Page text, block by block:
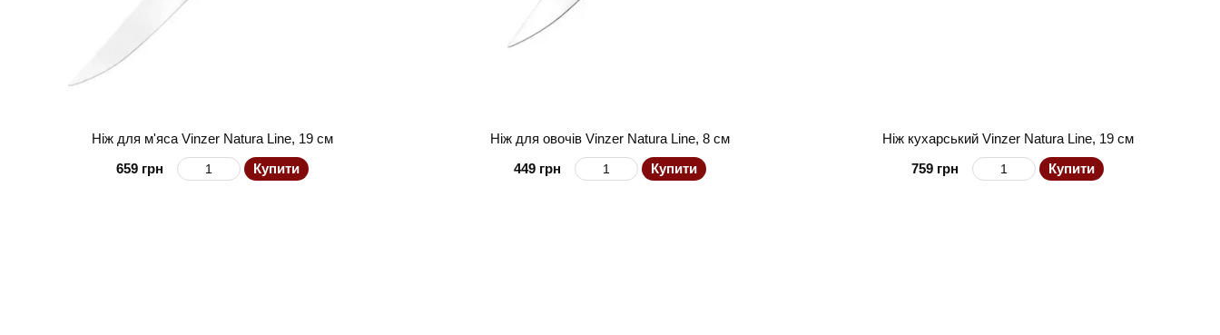
Ніж для м'яса Vinzer Natura Line, 19 см
659 грн
Купити
Ніж для овочів Vinzer Natura Line, 8 см
449 грн
Купити
Ніж кухарський Vinzer Natura Line, 19 см
759 грн
Купити